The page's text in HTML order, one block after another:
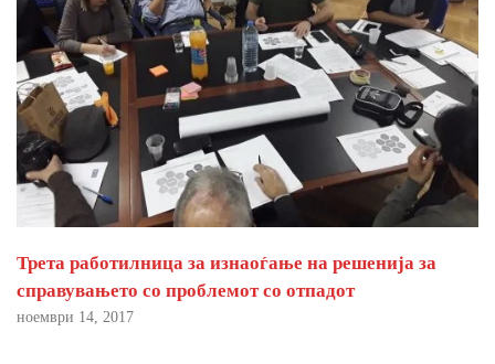
Трета работилница за изнаоѓање на решенија за
справувањето со проблемот со отпадот
ноември 14, 2017